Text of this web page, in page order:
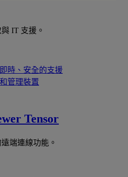
IT 支援。
時、安全的支援
管理裝置
Tensor
端連線功能。